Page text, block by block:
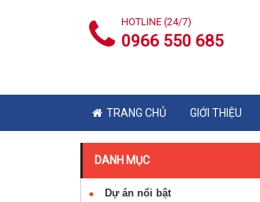
HOTLINE (24/7)
0966 550 685
TRANG CHỦ GIỚI THIỆU
DANH MỤC
Dự án nổi bật